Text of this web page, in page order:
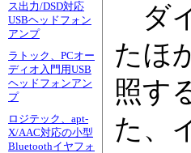
ス出力/DSD対応
USBヘッドフォン
アンプ
ラトック、PCオー
ディオ入門用USB
ヘッドフォンアン
プ
ロジテック、apt-
X/AAC対応の小型
Bluetoothイヤフォ
ダ
たほ
照す
た、